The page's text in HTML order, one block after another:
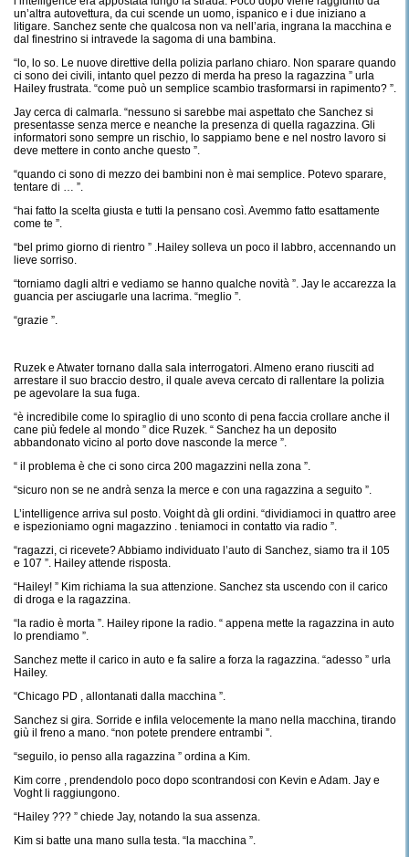
un’altra autovettura, da cui scende un uomo, ispanico e i due iniziano a
litigare. Sanchez sente che qualcosa non va nell’aria, ingrana la macchina e
dal finestrino si intravede la sagoma di una bambina.
“lo, lo so. Le nuove direttive della polizia parlano chiaro. Non sparare quando
ci sono dei civili, intanto quel pezzo di merda ha preso la ragazzina ” urla
Hailey frustrata. “come può un semplice scambio trasformarsi in rapimento? ”.
Jay cerca di calmarla. “nessuno si sarebbe mai aspettato che Sanchez si
presentasse senza merce e neanche la presenza di quella ragazzina. Gli
informatori sono sempre un rischio, lo sappiamo bene e nel nostro lavoro si
deve mettere in conto anche questo ”.
“quando ci sono di mezzo dei bambini non è mai semplice. Potevo sparare,
tentare di … ”.
“hai fatto la scelta giusta e tutti la pensano così. Avemmo fatto esattamente
come te ”.
“bel primo giorno di rientro ” .Hailey solleva un poco il labbro, accennando un
lieve sorriso.
“torniamo dagli altri e vediamo se hanno qualche novità ”. Jay le accarezza la
guancia per asciugarle una lacrima. “meglio ”.
“grazie ”.
Ruzek e Atwater tornano dalla sala interrogatori. Almeno erano riusciti ad
arrestare il suo braccio destro, il quale aveva cercato di rallentare la polizia
pe agevolare la sua fuga.
“è incredibile come lo spiraglio di uno sconto di pena faccia crollare anche il
cane più fedele al mondo ” dice Ruzek. “ Sanchez ha un deposito
abbandonato vicino al porto dove nasconde la merce ”.
“ il problema è che ci sono circa 200 magazzini nella zona ”.
“sicuro non se ne andrà senza la merce e con una ragazzina a seguito ”.
L’intelligence arriva sul posto. Voight dà gli ordini. “dividiamoci in quattro aree
e ispezioniamo ogni magazzino . teniamoci in contatto via radio ”.
“ragazzi, ci ricevete? Abbiamo individuato l’auto di Sanchez, siamo tra il 105
e 107 ”. Hailey attende risposta.
“Hailey! ” Kim richiama la sua attenzione. Sanchez sta uscendo con il carico
di droga e la ragazzina.
“la radio è morta ”. Hailey ripone la radio. “ appena mette la ragazzina in auto
lo prendiamo ”.
Sanchez mette il carico in auto e fa salire a forza la ragazzina. “adesso ” urla
Hailey.
“Chicago PD , allontanati dalla macchina ”.
Sanchez si gira. Sorride e infila velocemente la mano nella macchina, tirando
giù il freno a mano. “non potete prendere entrambi ”.
“seguilo, io penso alla ragazzina ” ordina a Kim.
Kim corre , prendendolo poco dopo scontrandosi con Kevin e Adam. Jay e
Voght li raggiungono.
“Hailey ??? ” chiede Jay, notando la sua assenza.
Kim si batte una mano sulla testa. “la macchina ”.